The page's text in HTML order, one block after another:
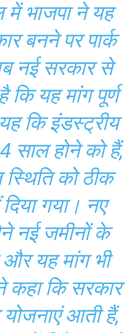
में भाजपा ने यह
बनने पर पार्क
नई सरकार से
कि यह मांग पूर्ण
कि इंडस्ट्रीय
साल होने को हैं,
को ठीक
गया। नए
नई जमीनों के
यह मांग भी
कहा कि सरकार
आती हैं,